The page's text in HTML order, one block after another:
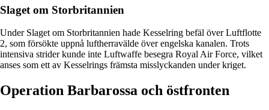
Slaget om Storbritannien
Under Slaget om Storbritannien hade Kesselring befäl över Luftflotte
2, som försökte uppnå luftherravälde över engelska kanalen. Trots
intensiva strider kunde inte Luftwaffe besegra Royal Air Force, vilket
anses som ett av Kesselrings främsta misslyckanden under kriget.
Operation Barbarossa och östfronten